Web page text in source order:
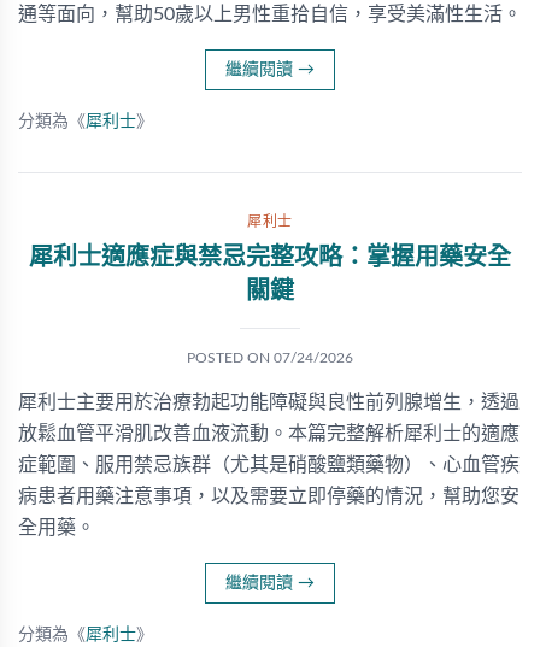
通等面向，幫助50歲以上男性重拾自信，享受美滿性生活。
繼續閱讀 →
分類為《犀利士》
犀利士
犀利士適應症與禁忌完整攻略：掌握用藥安全
關鍵
POSTED ON 07/24/2026
犀利士主要用於治療勃起功能障礙與良性前列腺增生，透過
放鬆血管平滑肌改善血液流動。本篇完整解析犀利士的適應
症範圍、服用禁忌族群（尤其是硝酸鹽類藥物）、心血管疾
病患者用藥注意事項，以及需要立即停藥的情況，幫助您安
全用藥。
繼續閱讀 →
分類為《犀利士》